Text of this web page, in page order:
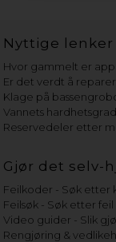
Nyttige lenker
Hvor gammelt er
Er det verdt å
Klage på
Vannets hardhetsgrad
Reservedeler etter
Gjør det selv-
Feilkoder - Søk etter
Feilsøk - Søk etter feil
Video guider - Slik
Rengjøring &